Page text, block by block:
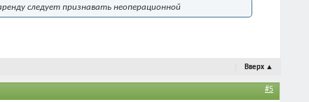
следует признавать неоперационной
Вверх ▲
#5